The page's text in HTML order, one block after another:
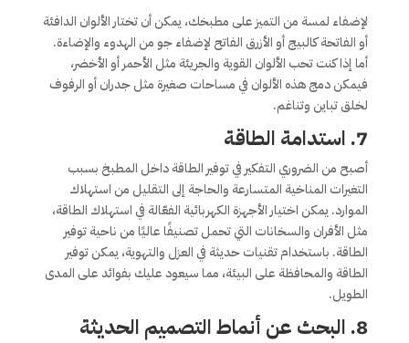
لإضفاء لمسة من التميز على مطبخك، يمكن أن تختار الألوان الدافئة
أو الفاتحة كالبيج أو الأزرق الفاتح لإضفاء جو من الهدوء والإضاءة.
أما إذا كنت تحب الألوان القوية والجريئة مثل الأحمر أو الأخضر،
فيمكن دمج هذه الألوان في مساحات صغيرة مثل جدران أو الرفوف
لخلق تباين وتناغم.
7. استدامة الطاقة
أصبح من الضروري التفكير في توفير الطاقة داخل المطبخ بسبب
التغيرات المناخية المتسارعة والحاجة إلى التقليل من استهلاك
الموارد. يمكن اختيار الأجهزة الكهربائية الفعّالة في استهلاك الطاقة،
مثل الأفران والسخانات التي تحمل تصنيفًا عاليًا من ناحية توفير
الطاقة. باستخدام تقنيات حديثة في العزل والتهوية، يمكن توفير
الطاقة والمحافظة على البيئة، مما سيعود عليك بفوائد على المدى
الطويل.
8. البحث عن أنماط التصميم الحديثة